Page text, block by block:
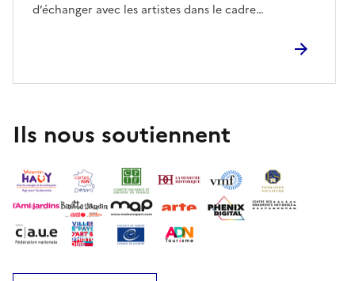
d’échanger avec les artistes dans le cadre
Flaran propose un concert à 15h dans l’église
Yaïr Benaïm et Claire Lagarde au violon, Ona Unc au
violoncelle et Diane Fourès, soprano.Au
Puccini, Borodine, Mozart et
Rameau.Renseignements, tarifs et réservations
auprès de l’association des Amis de Flaran :
https://www.amisdeflaran.com/evenements/concerts
Ils nous soutiennent